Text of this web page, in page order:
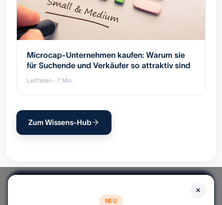
Microcap-Unternehmen kaufen: Warum sie
für Suchende und Verkäufer so attraktiv sind
Leitfaden · 7 Min.
Zum Wissens-Hub
×
NEU